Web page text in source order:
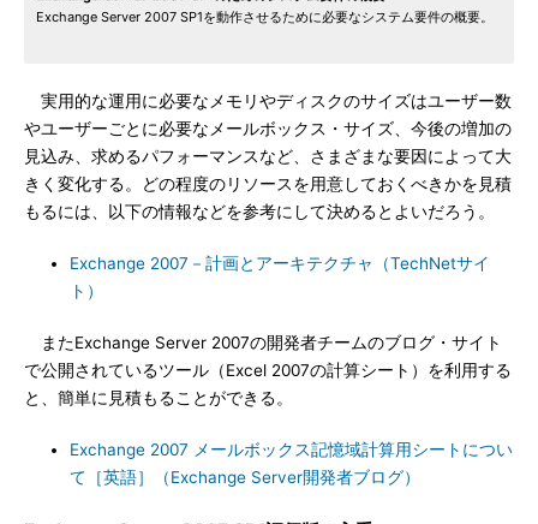
Exchange Server 2007 SP1を動作させるために必要なシステム要件の概要。
実用的な運用に必要なメモリやディスクのサイズはユーザー数
やユーザーごとに必要なメールボックス・サイズ、今後の増加の
見込み、求めるパフォーマンスなど、さまざまな要因によって大
きく変化する。どの程度のリソースを用意しておくべきかを見積
もるには、以下の情報などを参考にして決めるとよいだろう。
Exchange 2007－計画とアーキテクチャ（TechNetサイ
ト）
またExchange Server 2007の開発者チームのブログ・サイト
で公開されているツール（Excel 2007の計算シート）を利用する
と、簡単に見積もることができる。
Exchange 2007 メールボックス記憶域計算用シートについ
て［英語］（Exchange Server開発者ブログ）